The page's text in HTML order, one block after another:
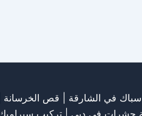
سباك في الشارقة قص الخرسانة
حشرات في دبي تركيب